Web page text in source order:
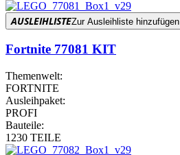
AUSLEIHLISTEZur Ausleihliste hinzufügen
Fortnite 77081 KIT
Themenwelt:
FORTNITE
Ausleihpaket:
PROFI
Bauteile:
1230 TEILE